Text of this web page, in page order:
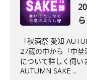
ら
「秋酒祭 愛知
27蔵の中から「中
について詳しく伺
AUTUMN SAKE ...